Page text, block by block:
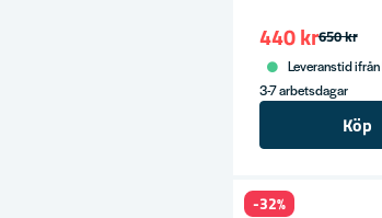
650 kr
440 kr
Leveranstid
3-7 arbetsdagar
Köp
-32%